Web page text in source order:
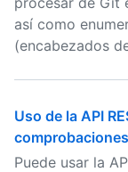
así como
(encabezados
Uso de la API
comprobaciones
Puede usar la